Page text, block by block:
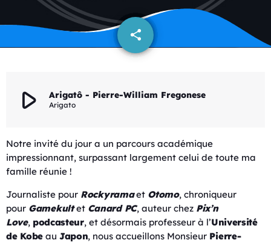
share
email
play_arrow Arigatô - Pierre-William Fregonese
Arigato
Notre invité du jour a un parcours académique
impressionnant, surpassant largement celui de toute ma
famille réunie !
Journaliste pour Rockyramaet Otomo, chroniqueur
pour Gamekultet Canard PC, auteur chez Pix’n
Love, podcasteur, et désormais professeur à l’Université
de Kobeau Japon, nous accueillons Monsieur Pierre-